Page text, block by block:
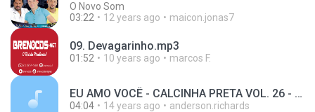
O Novo Som
03:22
12 years ago maicon.jonas7
09. Devagarinho.mp3
01:52 10 years ago marcos F.
EU AMO VOCÊ - CALCINHA PRETA VOL. 26 - 2012.mp3
04:04 14 years ago anderson.richards